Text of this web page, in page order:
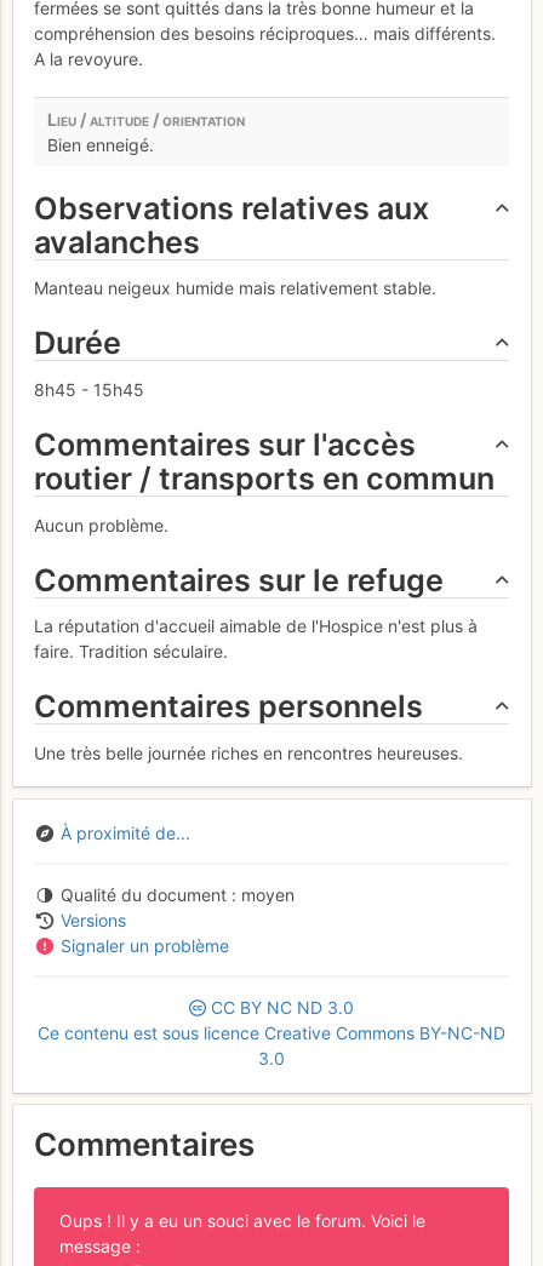
fermées se sont quittés dans la très bonne humeur et la
compréhension des besoins réciproques… mais différents.
A la revoyure.
Bien enneigé.
Observations relatives aux
avalanches
Manteau neigeux humide mais relativement stable.
Durée
8h45 - 15h45
Commentaires sur l'accès
routier / transports en commun
Aucun problème.
Commentaires sur le refuge
La réputation d'accueil aimable de l'Hospice n'est plus à
faire. Tradition séculaire.
Commentaires personnels
Une très belle journée riches en rencontres heureuses.
À proximité de...
Qualité du document
moyen
Versions
Signaler un problème
CC BY NC ND 3.0
Ce contenu est sous licence Creative Commons BY-NC-ND
3.0
Commentaires
Oups ! Il y a eu un souci avec le forum. Voici le
message :